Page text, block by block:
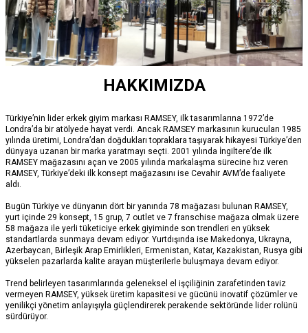
HAKKIMIZDA
Türkiye’nin lider erkek giyim markası RAMSEY, ilk tasarımlarına 1972’de
Londra’da bir atölyede hayat verdi. Ancak RAMSEY markasının kurucuları 1985
yılında üretimi, Londra’dan doğdukları topraklara taşıyarak hikayesi Türkiye’den
dünyaya uzanan bir marka yaratmayı seçti. 2001 yılında İngiltere’de ilk
RAMSEY mağazasını açan ve 2005 yılında markalaşma sürecine hız veren
RAMSEY, Türkiye’deki ilk konsept mağazasını ise Cevahir AVM’de faaliyete
aldı.
Bugün Türkiye ve dünyanın dört bir yanında 78 mağazası bulunan RAMSEY,
yurt içinde 29 konsept, 15 grup, 7 outlet ve 7 franschise mağaza olmak üzere
58 mağaza ile yerli tüketiciye erkek giyiminde son trendleri en yüksek
standartlarda sunmaya devam ediyor. Yurtdışında ise Makedonya, Ukrayna,
Azerbaycan, Birleşik Arap Emirlikleri, Ermenistan, Katar, Kazakistan, Rusya gibi
yükselen pazarlarda kalite arayan müşterilerle buluşmaya devam ediyor.
Trend belirleyen tasarımlarında geleneksel el işçiliğinin zarafetinden taviz
vermeyen RAMSEY, yüksek üretim kapasitesi ve gücünü inovatif çözümler ve
yenilikçi yönetim anlayışıyla güçlendirerek perakende sektöründe lider rolünü
sürdürüyor.